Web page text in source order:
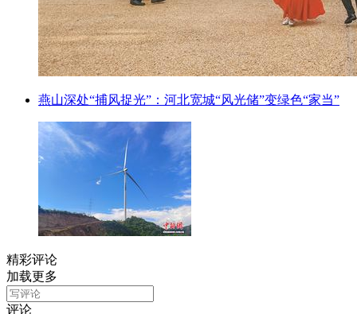
燕山深处“捕风捉光”：河北宽城“风光储”变绿色“家当”
精彩评论
加载更多
评论